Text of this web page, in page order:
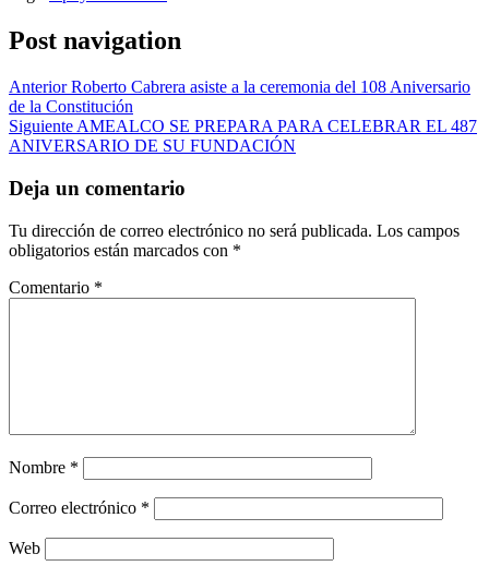
Post navigation
AnteriorRoberto Cabrera asiste a la ceremonia del 108 Aniversario
de la Constitución
Siguiente AMEALCO SE PREPARA PARA CELEBRAR EL 487
ANIVERSARIO DE SU FUNDACIÓN
Deja un comentario
Tu dirección de correo electrónico no será publicada. Los campos
obligatorios están marcados con *
Comentario *
Nombre *
Correo electrónico *
Web